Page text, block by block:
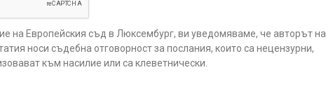
на Европейския съд в Люксембург, ви уведомяваме, че авторът на
носи съдебна отговорност за послания, които са нецензурни,
към насилие или са клеветнически.